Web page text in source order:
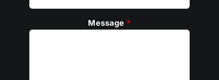
Message *